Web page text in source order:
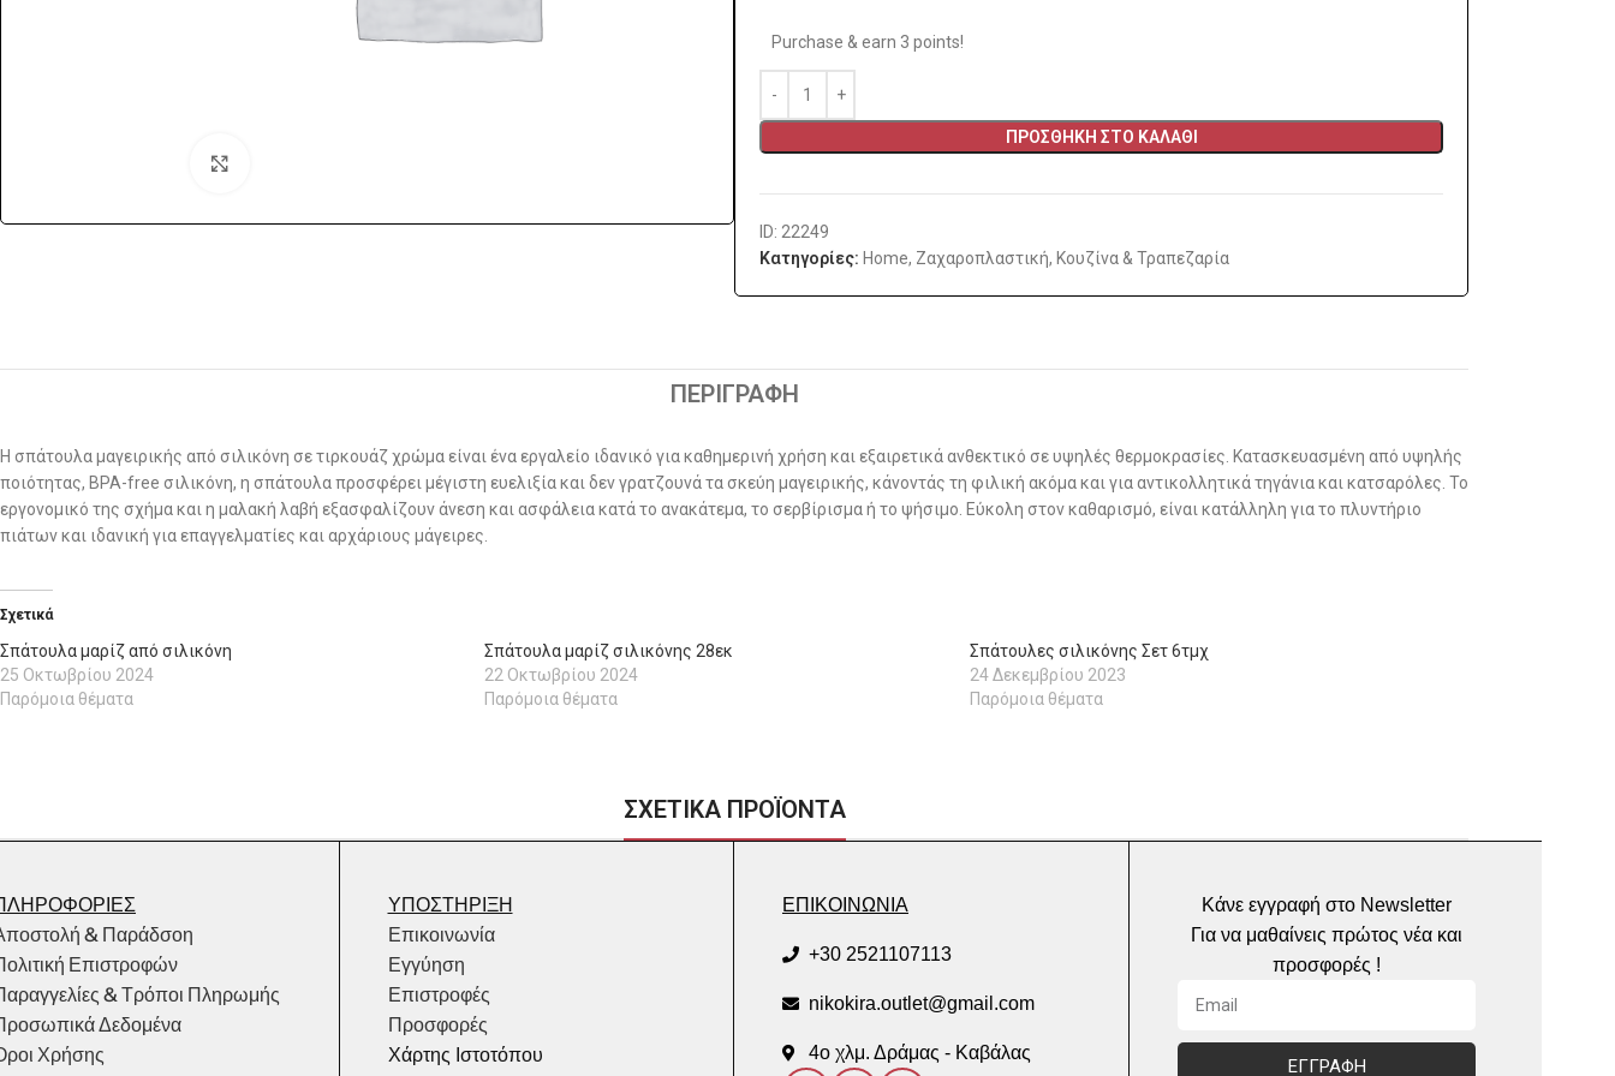
Purchase & earn 3 points!
ΠΡΟΣΘΉΚΗ ΣΤΟ ΚΑΛΆΘΙ
ID: 22249
Κατηγορίες: Home, Ζαχαροπλαστική, Κουζίνα & Τραπεζαρία
ΠΕΡΙΓΡΑΦΉ
Η σπάτουλα μαγειρικής από σιλικόνη σε τιρκουάζ χρώμα είναι ένα εργαλείο ιδανικό για καθημερινή χρήση και εξαιρετικά ανθεκτικό σε υψηλές θερμοκρασίες. Κατασκευασμένη από υψηλής
ποιότητας, BPA-free σιλικόνη, η σπάτουλα προσφέρει μέγιστη ευελιξία και δεν γρατζουνά τα σκεύη μαγειρικής, κάνοντάς τη φιλική ακόμα και για αντικολλητικά τηγάνια και κατσαρόλες. Το
εργονομικό της σχήμα και η μαλακή λαβή εξασφαλίζουν άνεση και ασφάλεια κατά το ανακάτεμα, το σερβίρισμα ή το ψήσιμο. Εύκολη στον καθαρισμό, είναι κατάλληλη για το πλυντήριο
πιάτων και ιδανική για επαγγελματίες και αρχάριους μάγειρες.
Σχετικά
Σπάτουλα μαρίζ από σιλικόνη
25 Οκτωβρίου 2024
Παρόμοια θέματα
Σπάτουλα μαρίζ σιλικόνης 28εκ
22 Οκτωβρίου 2024
Παρόμοια θέματα
Σπάτουλες σιλικόνης Σετ 6τμχ
24 Δεκεμβρίου 2023
Παρόμοια θέματα
ΣΧΕΤΙΚΑ ΠΡΟΪΟΝΤΑ
& Παράδσοη
Επιστροφών
& Τρόποι Πληρωμής
Δεδομένα
Χρήσης
ΥΠΟΣΤΗΡΙΞΗ
Επικοινωνία
Εγγύηση
Επιστροφές
Προσφορές
Χάρτης Ιστοτόπου
ΕΠΙΚΟΙΝΩΝΙΑ
+30 2521107113
nikokira.outlet@gmail.com
4ο χλμ. Δράμας - Καβάλας
Κάνε εγγραφή στο Newsletter
Για να μαθαίνεις πρώτος νέα και
προσφορές !
ΕΓΓΡΑΦΗ